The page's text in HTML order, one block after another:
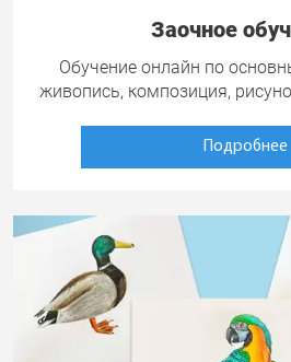
Заочное
Обучение онлайн по
живопись, композиция,
Подробнее